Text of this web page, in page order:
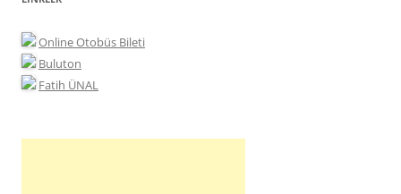
Online Otobüs Bileti
Buluton
Fatih ÜNAL